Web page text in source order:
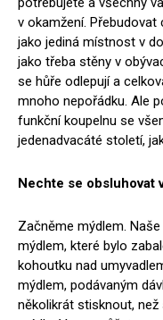
v okamžení.
jako jediná místnost v
jako třeba stěny v
se hůře odlepují a
mnoho nepořádku. Ale
funkční koupelnu se
jedenadvacáté století,
Nechte se obsluhovat
Začněme mýdlem.
mýdlem, které bylo
kohoutku nad
mýdlem, podávaným
několikrát stisknout,